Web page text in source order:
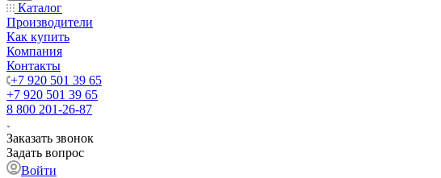
Каталог
Производители
Как купить
Компания
Контакты
+7 920 501 39 65
+7 920 501 39 65
8 800 201-26-87
Заказать звонок
Задать вопрос
Войти